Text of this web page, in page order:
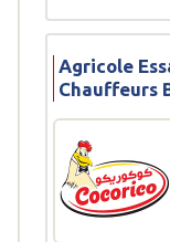
Agricole
Chauffeurs